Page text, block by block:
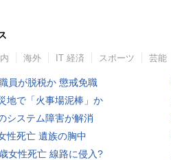
海外 IT 経済 スポーツ 芸能
員が脱税か 懲戒免職
地で「火事場泥棒」か
システム障害が解消
性死亡 遺族の胸中
女性死亡 線路に侵入?